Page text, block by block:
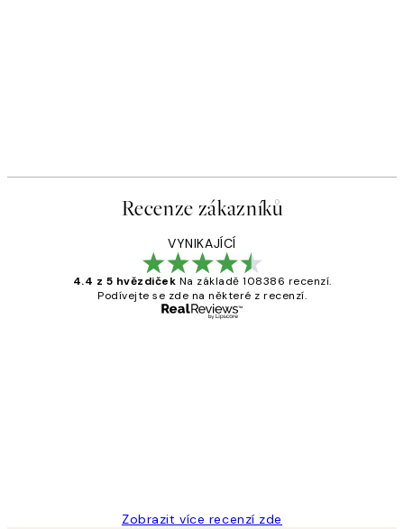
Recenze zákazníků
VYNIKAJÍCÍ
4.4 z 5 hvězdiček Na základě 108386 recenzí.
Podívejte se zde na některé z recenzí.
Zobrazit více recenzí zde